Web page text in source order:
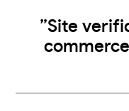
”Site